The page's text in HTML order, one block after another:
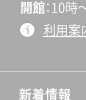
開館 10時
利用案
新着情報